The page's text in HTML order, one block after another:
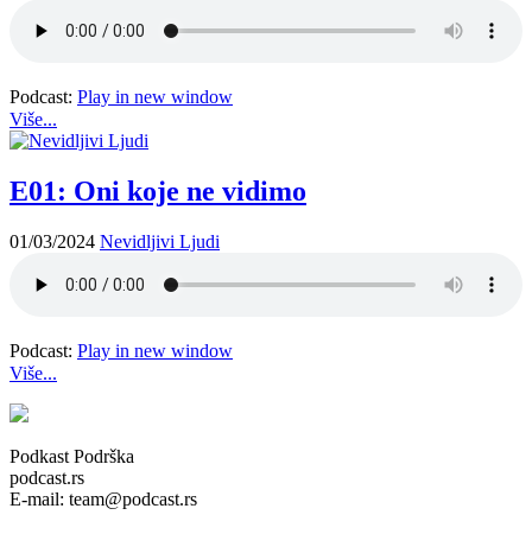
Podcast: Play in new window
Više...
E01: Oni koje ne vidimo
01/03/2024 Nevidljivi Ljudi
Podcast: Play in new window
Više...
Podkast Podrška
podcast.rs
E-mail: team@podcast.rs